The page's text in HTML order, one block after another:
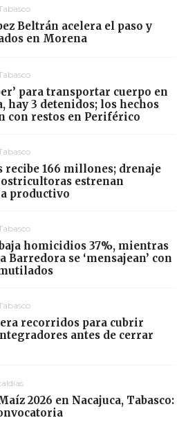
Beltrán acelera el paso y
en Morena
para transportar cuerpo en
hay 3 detenidos; los hechos
con restos en Periférico
recibe 166 millones; drenaje
ostricultoras estrenan
productivo
homicidios 37%, mientras
Barredora se ‘mensajean’ con
recorridos para cubrir
antes de cerrar
2026 en Nacajuca, Tabasco: